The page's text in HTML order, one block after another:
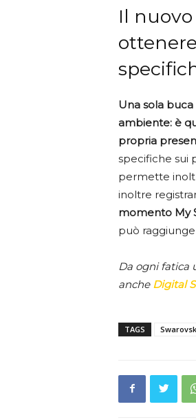
Il
Una sola
ambiente: è
propria
specifiche sui
permette
inoltre
momento My
può
Da ogni fatica
anche Digital
TAGS